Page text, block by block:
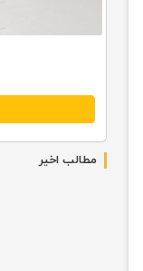
مطالب اخیر